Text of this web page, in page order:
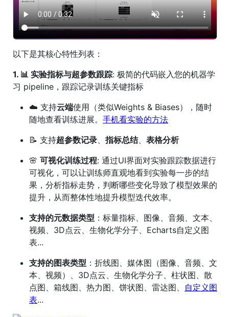
以下是其核心特性列表：
1. 📊 实验指标与超参数跟踪: 极简的代码嵌入您的机器学
习 pipeline，跟踪记录训练关键指标
☁️ 支持云端使用（类似Weights & Biases），随时
随地查看训练进展。 手机看实验的方法
📝 支持超参数记录、 指标总结、 表格分析
🌸 可视化训练过程: 通过UI界面对实验跟踪数据进行
可视化，可以让训练师直观地看到实验每一步的结
果，分析指标走势，判断哪些变化导致了模型效果的
提升，从而整体性地提升模型迭代效率。
支持的元数据类型 ：标量指标、图像、音频、文本、
视频、3D点云、生物化学分子、Echarts自定义图
表...
支持的图表类型 ：折线图、媒体图（图像、音频、文
本、视频）、3D点云、生物化学分子、柱状图、散
点图、箱线图、热力图、饼状图、雷达图、 自定义图
表...